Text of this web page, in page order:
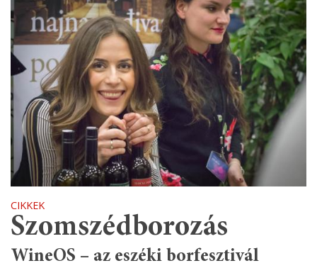
CIKKEK
Szomszédborozás
WineOS – az eszéki borfesztivál